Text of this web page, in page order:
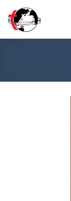
content